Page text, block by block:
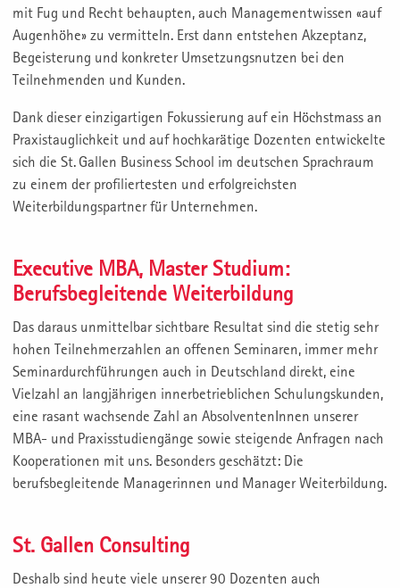
mit Fug und Recht behaupten, auch Managementwissen «auf
Augenhöhe» zu vermitteln. Erst dann entstehen Akzeptanz,
Begeisterung und konkreter Umsetzungsnutzen bei den
Teilnehmenden und Kunden.
Dank dieser einzigartigen Fokussierung auf ein Höchstmass an
Praxistauglichkeit und auf hochkarätige Dozenten entwickelte
sich die St. Gallen Business School im deutschen Sprachraum
zu einem der profiliertesten und erfolgreichsten
Weiterbildungspartner für Unternehmen.
Executive MBA, Master Studium:
Berufsbegleitende Weiterbildung
Das daraus unmittelbar sichtbare Resultat sind die stetig sehr
hohen Teilnehmerzahlen an offenen Seminaren, immer mehr
Seminardurchführungen auch in Deutschland direkt, eine
Vielzahl an langjährigen innerbetrieblichen Schulungskunden,
eine rasant wachsende Zahl an AbsolventenInnen unserer
MBA- und Praxisstudiengänge sowie steigende Anfragen nach
Kooperationen mit uns. Besonders geschätzt: Die
berufsbegleitende Managerinnen und Manager Weiterbildung.
St. Gallen Consulting
Deshalb sind heute viele unserer 90 Dozenten auch